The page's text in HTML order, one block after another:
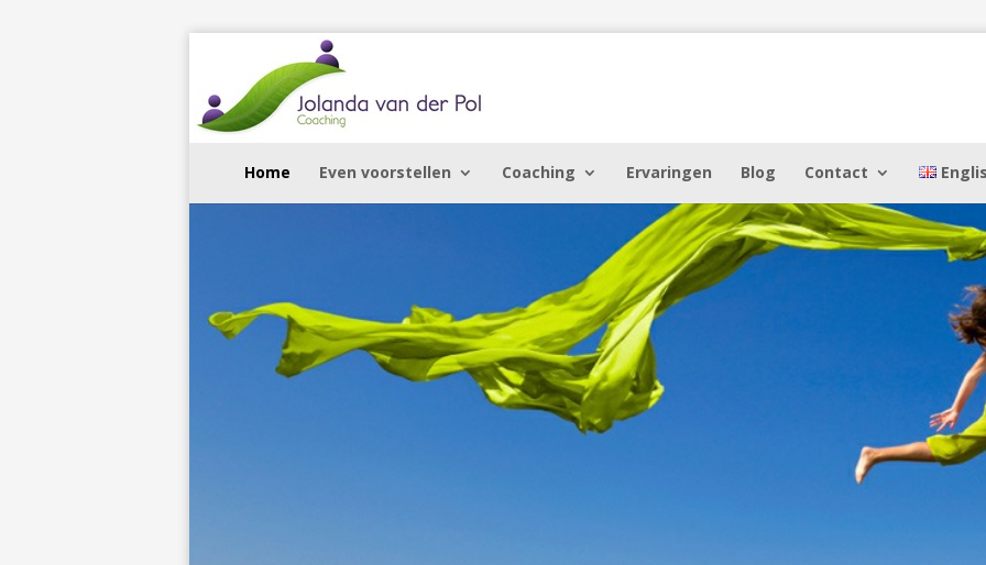
Home Even voorstellen Coaching Ervaringen Blog Contact